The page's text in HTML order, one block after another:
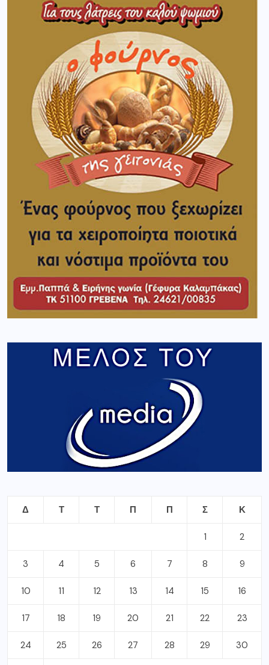
Δ Τ Τ Π Π Σ Κ
1 2
3 4 5 6 7 8 9
10 11 12 13 14 15 16
17 18 19 20 21 22 23
24 25 26 27 28 29 30